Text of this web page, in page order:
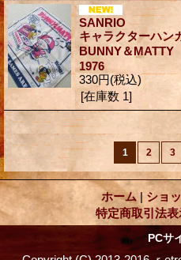
SANRIO
キャラクターハン
BUNNY＆MATTY
1976
330円(税込)
[在庫数 1]
1 2 3
ホーム | ショ
特定商取引法表
PCサ